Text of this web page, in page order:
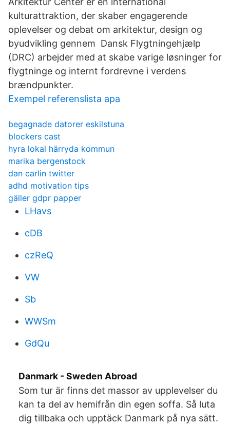
kulturattraktion, der skaber engagerende
oplevelser og debat om arkitektur, design og
byudvikling gennem Dansk Flygtningehjælp
(DRC) arbejder med at skabe varige løsninger for
flygtninge og internt fordrevne i verdens
brændpunkter.
Exempel referenslista apa
begagnade datorer eskilstuna
blockers cast
hyra lokal härryda kommun
marika bergenstock
dan carlin twitter
adhd motivation tips
gäller gdpr papper
LHavs
cDB
czReQ
VW
Sb
WWSm
GdQu
Danmark - Sweden Abroad
Som tur är finns det massor av upplevelser du
kan ta del av hemifrån din egen soffa. Så luta
dig tillbaka och upptäck Danmark på nya sätt.